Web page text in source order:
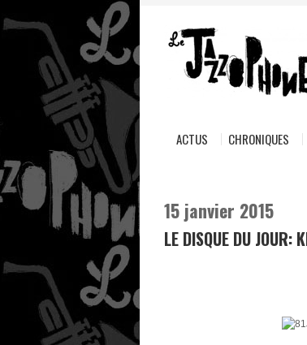
ACTUS CHRONIQUES
15 janvier 2015
LE DISQUE DU JOUR: